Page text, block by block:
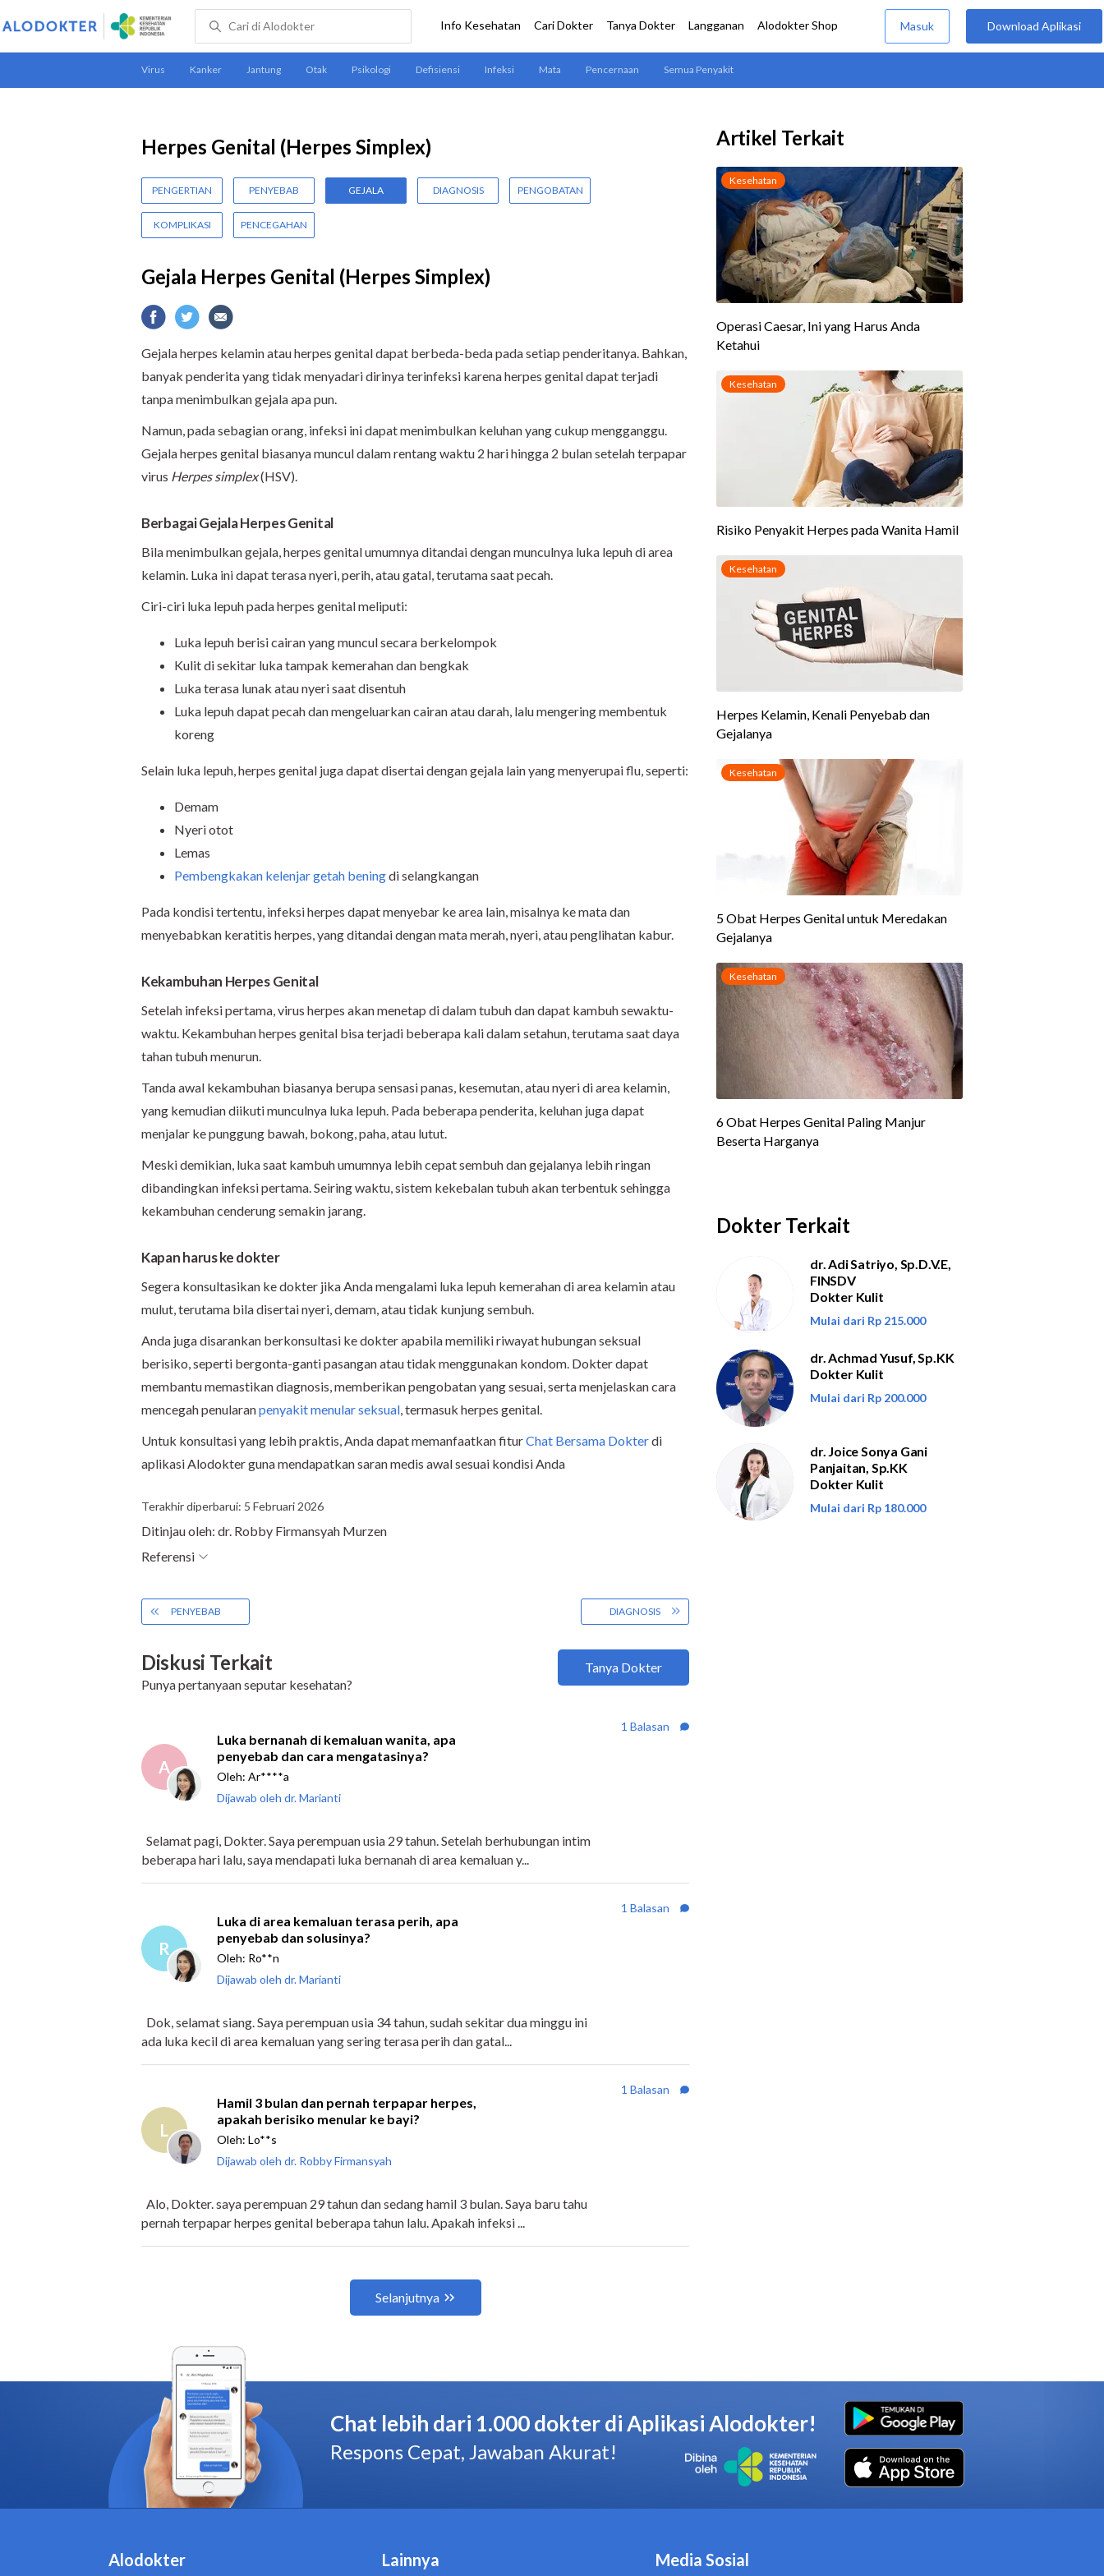
Herpes Genital (Herpes Simplex)
PENGERTIAN PENYEBAB GEJALA DIAGNOSIS PENGOBATAN
KOMPLIKASI PENCEGAHAN
Gejala Herpes Genital (Herpes Simplex)
Gejala herpes kelamin atau herpes genital dapat berbeda-beda pada setiap penderitanya. Bahkan,
banyak penderita yang tidak menyadari dirinya terinfeksi karena herpes genital dapat terjadi
tanpa menimbulkan gejala apa pun.
Namun, pada sebagian orang, infeksi ini dapat menimbulkan keluhan yang cukup mengganggu.
Gejala herpes genital biasanya muncul dalam rentang waktu 2 hari hingga 2 bulan setelah terpapar
virus Herpes simplex(HSV).
Berbagai Gejala Herpes Genital
Bila menimbulkan gejala, herpes genital umumnya ditandai dengan munculnya luka lepuh di area
kelamin. Luka ini dapat terasa nyeri, perih, atau gatal, terutama saat pecah.
Ciri-ciri luka lepuh pada herpes genital meliputi:
Luka lepuh berisi cairan yang muncul secara berkelompok
Kulit di sekitar luka tampak kemerahan dan bengkak
Luka terasa lunak atau nyeri saat disentuh
Luka lepuh dapat pecah dan mengeluarkan cairan atau darah, lalu mengering membentuk
koreng
Selain luka lepuh, herpes genital juga dapat disertai dengan gejala lain yang menyerupai flu, seperti:
Demam
Nyeri otot
Lemas
Pembengkakan kelenjar getah beningdi selangkangan
Pada kondisi tertentu, infeksi herpes dapat menyebar ke area lain, misalnya ke mata dan
menyebabkan keratitis herpes, yang ditandai dengan mata merah, nyeri, atau penglihatan kabur.
Kekambuhan Herpes Genital
Setelah infeksi pertama, virus herpes akan menetap di dalam tubuh dan dapat kambuh sewaktu-
waktu. Kekambuhan herpes genital bisa terjadi beberapa kali dalam setahun, terutama saat daya
tahan tubuh menurun.
Tanda awal kekambuhan biasanya berupa sensasi panas, kesemutan, atau nyeri di area kelamin,
yang kemudian diikuti munculnya luka lepuh. Pada beberapa penderita, keluhan juga dapat
menjalar ke punggung bawah, bokong, paha, atau lutut.
Meski demikian, luka saat kambuh umumnya lebih cepat sembuh dan gejalanya lebih ringan
dibandingkan infeksi pertama. Seiring waktu, sistem kekebalan tubuh akan terbentuk sehingga
kekambuhan cenderung semakin jarang.
Kapan harus ke dokter
Segera konsultasikan ke dokter jika Anda mengalami luka lepuh kemerahan di area kelamin atau
mulut, terutama bila disertai nyeri, demam, atau tidak kunjung sembuh.
Anda juga disarankan berkonsultasi ke dokter apabila memiliki riwayat hubungan seksual
berisiko, seperti bergonta-ganti pasangan atau tidak menggunakan kondom. Dokter dapat
membantu memastikan diagnosis, memberikan pengobatan yang sesuai, serta menjelaskan cara
mencegah penularanpenyakit menular seksual, termasuk herpes genital.
Untuk konsultasi yang lebih praktis, Anda dapat memanfaatkan fiturChat Bersama Dokterdi
aplikasi Alodokter guna mendapatkan saran medis awal sesuai kondisi Anda
Terakhir diperbarui: 5 Februari 2026
Artikel Terkait
Dokter Terkait